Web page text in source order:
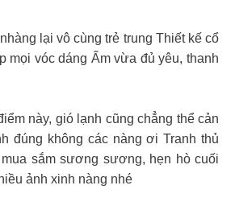
lại vô cùng trẻ trung Thiết kế cổ
mọi vóc dáng Ấm vừa đủ yêu, thanh
này, gió lạnh cũng chẳng thể cản
đúng không các nàng ơi Tranh thủ
sắm sương sương, hẹn hò cuối
ảnh xinh nàng nhé